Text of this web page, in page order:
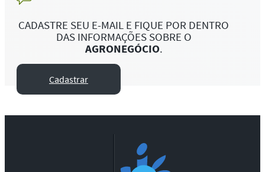
CADASTRE SEU E-MAIL E FIQUE POR DENTRO
DAS INFORMAÇÕES SOBRE O
AGRONEGÓCIO.
Cadastrar